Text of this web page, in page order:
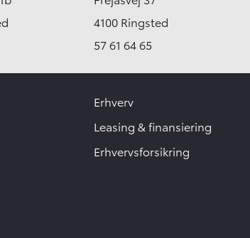
4100 Ringsted
57 61 64 65
Erhverv
Leasing & finansiering
Erhvervsforsikring